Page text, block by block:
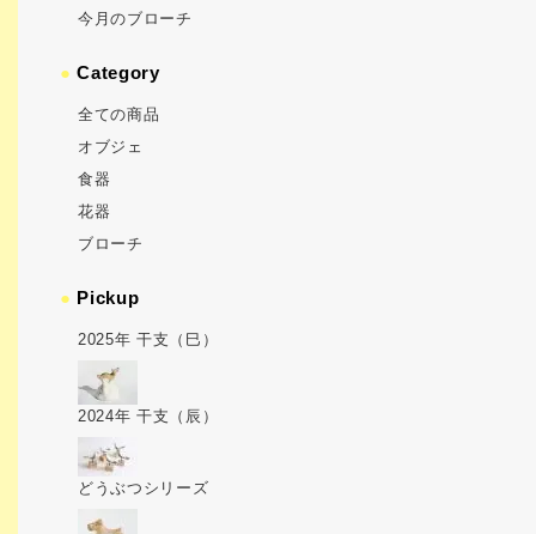
今月のブローチ
●Category
全ての商品
オブジェ
食器
花器
ブローチ
● Pickup
2025年 干支（巳）
2024年 干支（辰）
どうぶつシリーズ